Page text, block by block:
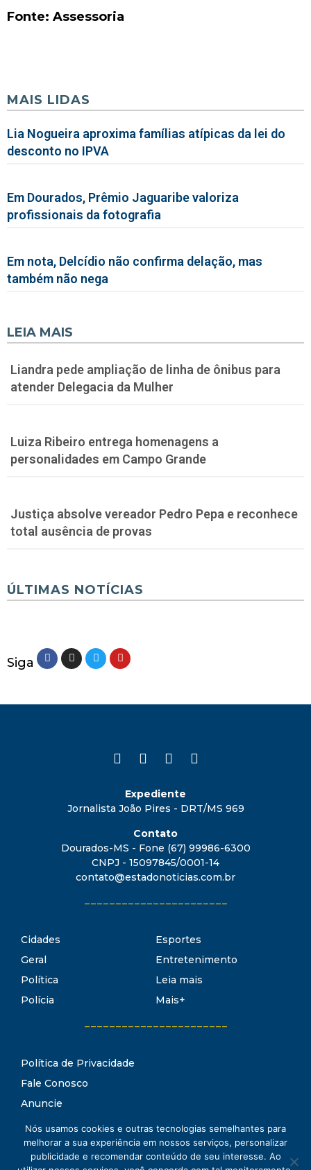
Fonte: Assessoria
MAIS LIDAS
Lia Nogueira aproxima famílias atípicas da lei do
desconto no IPVA
Em Dourados, Prêmio Jaguaribe valoriza
profissionais da fotografia
Em nota, Delcídio não confirma delação, mas
também não nega
LEIA MAIS
Liandra pede ampliação de linha de ônibus para
atender Delegacia da Mulher
Luiza Ribeiro entrega homenagens a
personalidades em Campo Grande
Justiça absolve vereador Pedro Pepa e reconhece
total ausência de provas
ÚLTIMAS NOTÍCIAS
Siga
Expediente
Jornalista João Pires - DRT/MS 969
Contato
Dourados-MS - Fone (67) 99986-6300
CNPJ - 15097845/0001-14
contato@estadonoticias.com.br
Cidades
Geral
Política
Polícia
Esportes
Entretenimento
Leia mais
Mais+
Política de Privacidade
Fale Conosco
Anuncie
Termos de Uso
Conheça oEstado Notícias
Nós usamos cookies e outras tecnologias semelhantes para
melhorar a sua experiência em nossos serviços, personalizar
publicidade e recomendar conteúdo de seu interesse. Ao